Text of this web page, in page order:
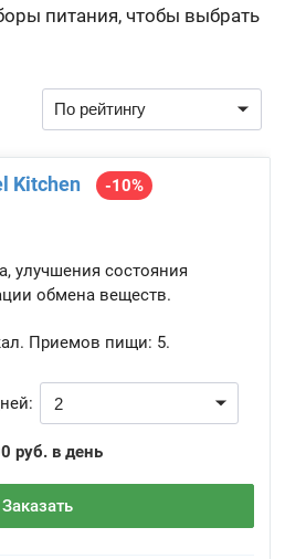
питания, чтобы выбрать
Kitchen
-10%
улучшения состояния
обмена веществ.
Приемов пищи: 5.
руб. в день
Заказать